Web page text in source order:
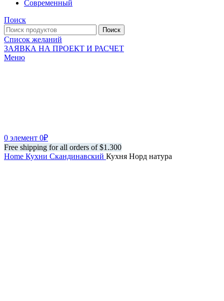
Современный
Поиск
Поиск
Список желаний
ЗАЯВКА НА ПРОЕКТ И РАСЧЕТ
Меню
0 элемент 0₽
Free shipping for all orders of $1.300
Home Кухни Скандинавский Кухня Норд натура